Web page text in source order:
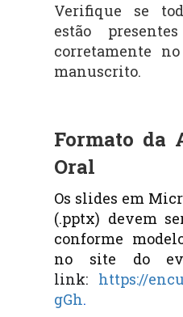
Verifique se
estão
corretamente
manuscrito.
Formato da
Oral
Os slides em
(.pptx) devem
conforme
no site do
link: https://
gGh.